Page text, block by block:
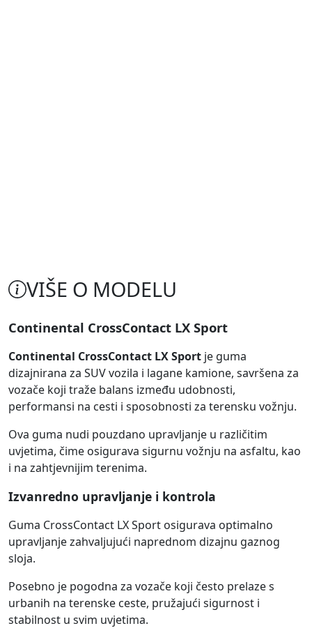
VIŠE O MODELU
Continental CrossContact LX Sport
Continental CrossContact LX Sport je guma
dizajnirana za SUV vozila i lagane kamione, savršena za
vozače koji traže balans između udobnosti,
performansi na cesti i sposobnosti za terensku vožnju.
Ova guma nudi pouzdano upravljanje u različitim
uvjetima, čime osigurava sigurnu vožnju na asfaltu, kao
i na zahtjevnijim terenima.
Izvanredno upravljanje i kontrola
Guma CrossContact LX Sport osigurava optimalno
upravljanje zahvaljujući naprednom dizajnu gaznog
sloja.
Posebno je pogodna za vozače koji često prelaze s
urbanih na terenske ceste, pružajući sigurnost i
stabilnost u svim uvjetima.